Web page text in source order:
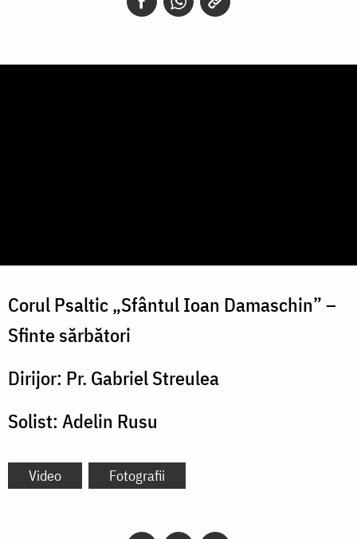
Corul Psaltic „Sfântul Ioan Damaschin” –
Sfinte sărbători
Dirijor: Pr. Gabriel Streulea
Solist: Adelin Rusu
Video Fotografii